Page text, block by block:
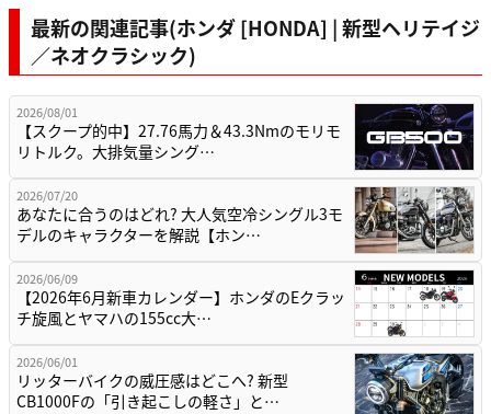
最新の関連記事(ホンダ [HONDA] | 新型ヘリテイジ
／ネオクラシック)
2026/08/01
【スクープ的中】27.76馬力＆43.3Nmのモリモ
リトルク。大排気量シング…
2026/07/20
あなたに合うのはどれ? 大人気空冷シングル3モ
デルのキャラクターを解説【ホン…
2026/06/09
【2026年6月新車カレンダー】ホンダのEクラッ
チ旋風とヤマハの155cc大…
2026/06/01
リッターバイクの威圧感はどこへ? 新型
CB1000Fの「引き起こしの軽さ」と…